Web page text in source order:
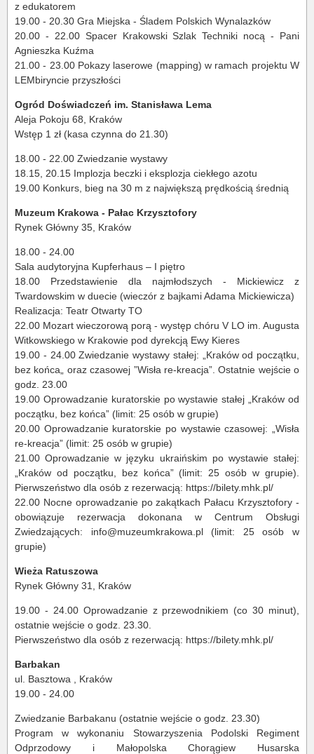
z edukatorem
19.00 - 20.30 Gra Miejska - Śladem Polskich Wynalazków
20.00 - 22.00 Spacer Krakowski Szlak Techniki nocą - Pani
Agnieszka Kuźma
21.00 - 23.00 Pokazy laserowe (mapping) w ramach projektu W
LEMbiryncie przyszłości
Ogród Doświadczeń im. Stanisława Lema
Aleja Pokoju 68, Kraków
Wstęp 1 zł (kasa czynna do 21.30)
18.00 - 22.00 Zwiedzanie wystawy
18.15, 20.15 Implozja beczki i eksplozja ciekłego azotu
19.00 Konkurs, bieg na 30 m z największą prędkością średnią
Muzeum Krakowa - Pałac Krzysztofory
Rynek Główny 35, Kraków
18.00 - 24.00
Sala audytoryjna Kupferhaus – I piętro
18.00 Przedstawienie dla najmłodszych - Mickiewicz z
Twardowskim w duecie (wieczór z bajkami Adama Mickiewicza)
Realizacja: Teatr Otwarty TO
22.00 Mozart wieczorową porą - występ chóru V LO im. Augusta
Witkowskiego w Krakowie pod dyrekcją Ewy Kieres
19.00 - 24.00 Zwiedzanie wystawy stałej: „Kraków od początku,
bez końca„ oraz czasowej ”Wisła re-kreacja”. Ostatnie wejście o
godz. 23.00
19.00 Oprowadzanie kuratorskie po wystawie stałej „Kraków od
początku, bez końca” (limit: 25 osób w grupie)
20.00 Oprowadzanie kuratorskie po wystawie czasowej: „Wisła
re-kreacja” (limit: 25 osób w grupie)
21.00 Oprowadzanie w języku ukraińskim po wystawie stałej:
„Kraków od początku, bez końca” (limit: 25 osób w grupie).
Pierwszeństwo dla osób z rezerwacją: https://bilety.mhk.pl/
22.00 Nocne oprowadzanie po zakątkach Pałacu Krzysztofory -
obowiązuje rezerwacja dokonana w Centrum Obsługi
Zwiedzających: info@muzeumkrakowa.pl (limit: 25 osób w
grupie)
Wieża Ratuszowa
Rynek Główny 31, Kraków
19.00 - 24.00 Oprowadzanie z przewodnikiem (co 30 minut),
ostatnie wejście o godz. 23.30.
Pierwszeństwo dla osób z rezerwacją: https://bilety.mhk.pl/
Barbakan
ul. Basztowa , Kraków
19.00 - 24.00
Zwiedzanie Barbakanu (ostatnie wejście o godz. 23.30)
Program w wykonaniu Stowarzyszenia Podolski Regiment
Odprzodowy i Małopolska Chorągiew Husarska